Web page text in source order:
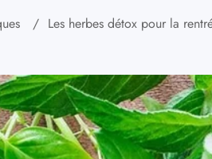
Les herbes détox pour la